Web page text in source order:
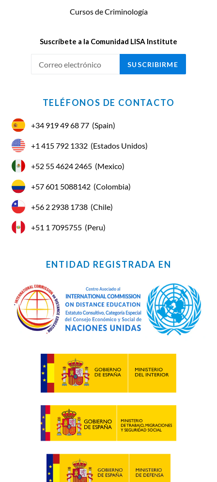
Cursos de Criminología
Suscríbete a la Comunidad LISA Institute
SUSCRIBIRME
TELÉFONOS DE CONTACTO
+34 919 49 68 77 (Spain)
+1 415 792 1332 (Estados Unidos)
+52 55 4624 2465 (Mexico)
+57 601 5088142 (Colombia)
+56 2 2938 1738 (Chile)
+51 1 7095755 (Peru)
ENTIDAD REGISTRADA EN